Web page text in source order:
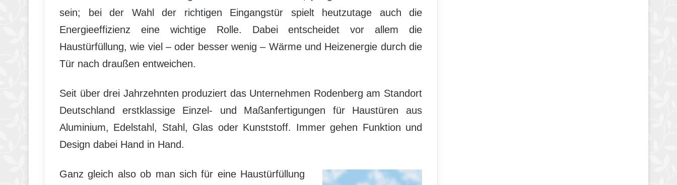
sein; bei der Wahl der richtigen Eingangstür spielt heutzutage auch die
Energieeffizienz eine wichtige Rolle. Dabei entscheidet vor allem die
Haustürfüllung, wie viel – oder besser wenig – Wärme und Heizenergie durch die
Tür nach draußen entweichen.
Seit über drei Jahrzehnten produziert das Unternehmen Rodenberg am Standort
Deutschland erstklassige Einzel- und Maßanfertigungen für Haustüren aus
Aluminium, Edelstahl, Stahl, Glas oder Kunststoff. Immer gehen Funktion und
Design dabei Hand in Hand.
Ganz gleich also ob man sich für eine Haustürfüllung